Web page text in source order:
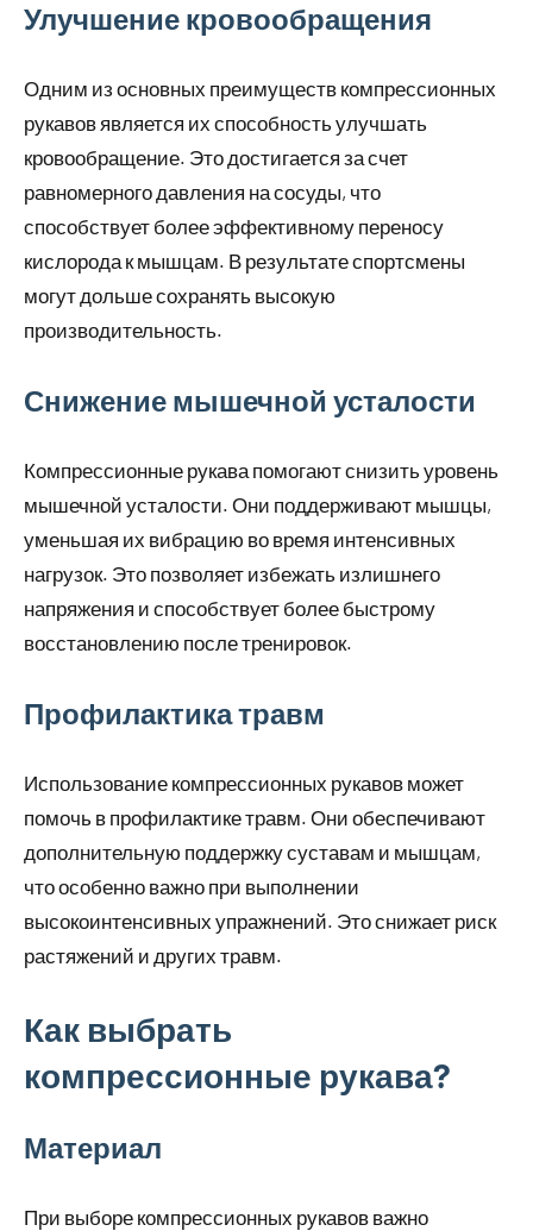
Улучшение кровообращения
Одним из основных преимуществ компрессионных
рукавов является их способность улучшать
кровообращение. Это достигается за счет
равномерного давления на сосуды, что
способствует более эффективному переносу
кислорода к мышцам. В результате спортсмены
могут дольше сохранять высокую
производительность.
Снижение мышечной усталости
Компрессионные рукава помогают снизить уровень
мышечной усталости. Они поддерживают мышцы,
уменьшая их вибрацию во время интенсивных
нагрузок. Это позволяет избежать излишнего
напряжения и способствует более быстрому
восстановлению после тренировок.
Профилактика травм
Использование компрессионных рукавов может
помочь в профилактике травм. Они обеспечивают
дополнительную поддержку суставам и мышцам,
что особенно важно при выполнении
высокоинтенсивных упражнений. Это снижает риск
растяжений и других травм.
Как выбрать
компрессионные рукава?
Материал
При выборе компрессионных рукавов важно